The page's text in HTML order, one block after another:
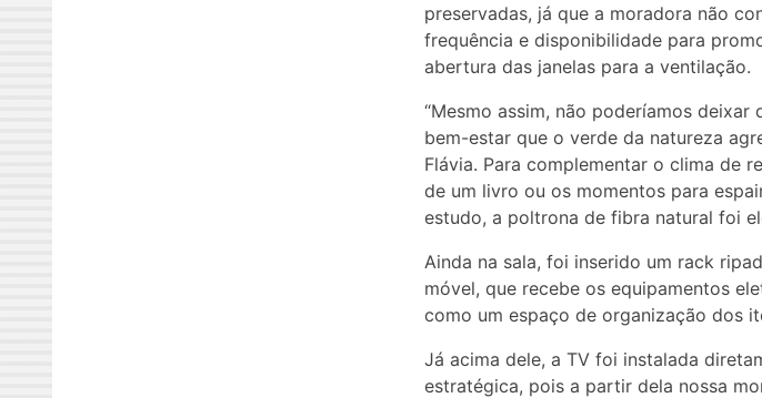
preservadas, já que a moradora não
frequência e disponibilidade para
abertura das janelas para a ventilação.
“Mesmo assim, não poderíamos
bem-estar que o verde da natureza
Flávia. Para complementar o clima de
de um livro ou os momentos para
estudo, a poltrona de fibra natural foi
Ainda na sala, foi inserido um rack
móvel, que recebe os equipamentos
como um espaço de organização dos
Já acima dele, a TV foi instalada
estratégica, pois a partir dela nossa